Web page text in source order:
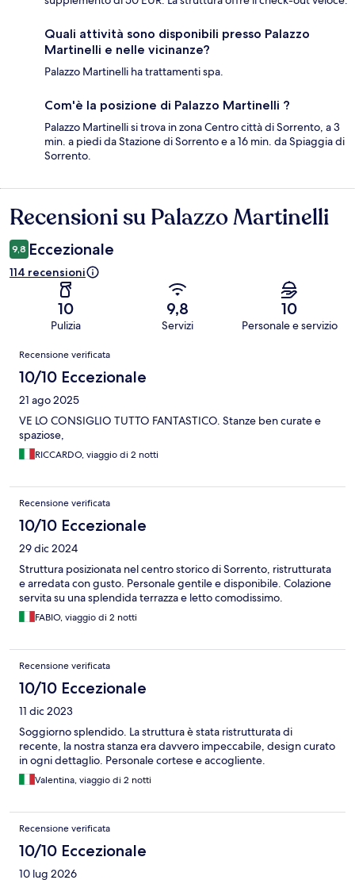
Quali attività sono disponibili presso Palazzo
Martinelli e nelle vicinanze?
Palazzo Martinelli ha trattamenti spa.
Com'è la posizione di Palazzo Martinelli ?
Palazzo Martinelli si trova in zona Centro città di Sorrento, a 3
min. a piedi da Stazione di Sorrento e a 16 min. da Spiaggia di
Sorrento.
Recensioni
Recensioni su Palazzo Martinelli
9,8 Eccezionale
114 recensioni
10
Pulizia
9,8
Servizi
10
Personale e servizio
Recensioni
Recensione verificata
10/10 Eccezionale
21 ago 2025
VE LO CONSIGLIO TUTTO FANTASTICO. Stanze ben curate e
spaziose,
RICCARDO, viaggio di 2 notti
Recensione verificata
10/10 Eccezionale
29 dic 2024
Struttura posizionata nel centro storico di Sorrento, ristrutturata
e arredata con gusto. Personale gentile e disponibile. Colazione
servita su una splendida terrazza e letto comodissimo.
FABIO, viaggio di 2 notti
Recensione verificata
10/10 Eccezionale
11 dic 2023
Soggiorno splendido. La struttura è stata ristrutturata di
recente, la nostra stanza era davvero impeccabile, design curato
in ogni dettaglio. Personale cortese e accogliente.
Valentina, viaggio di 2 notti
Recensione verificata
10/10 Eccezionale
10 lug 2026